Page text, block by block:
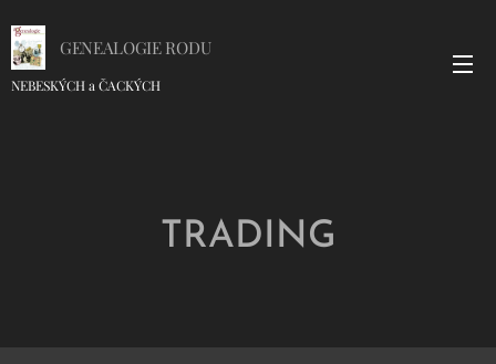
GENEALOGIE RODU
NEBESKÝCH a ČACKÝCH
TRADING